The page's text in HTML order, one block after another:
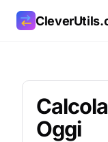
Oggi
Email